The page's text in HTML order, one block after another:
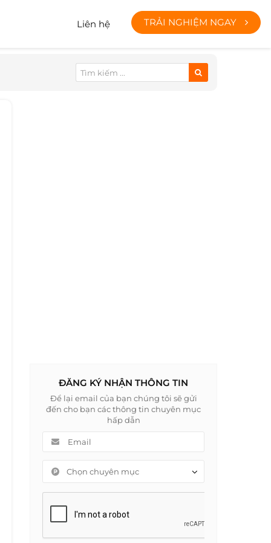
Liên hệ TRẢI NGHIỆM NGAY
ĐĂNG KÝ NHẬN THÔNG TIN
Để lại email của bạn chúng tôi sẽ gửi
đến cho bạn các thông tin chuyên mục
hấp dẫn
Chọn chuyên mục